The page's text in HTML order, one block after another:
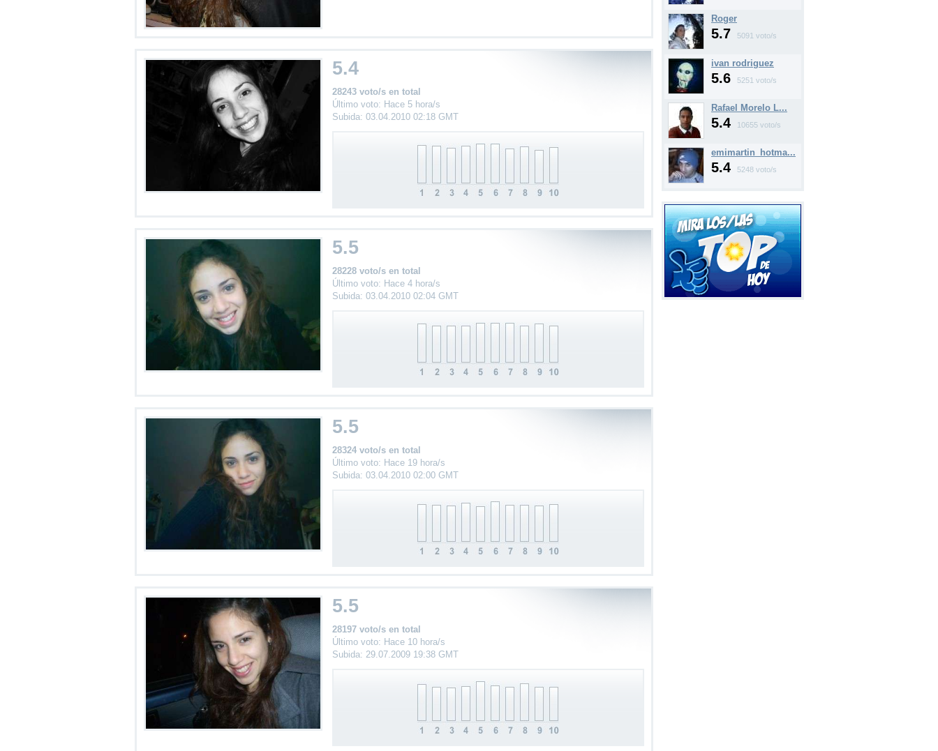
Roger
5.7 5091 voto/s
ivan rodriguez
5.6 5251 voto/s
Rafael Morelo L...
5.4 10655 voto/s
emimartin_hotma...
5.4 5248 voto/s
5.4
28243 voto/s en total
Último voto: Hace 5 hora/s
Subida: 03.04.2010 02:18 GMT
5.5
28228 voto/s en total
Último voto: Hace 4 hora/s
Subida: 03.04.2010 02:04 GMT
5.5
28324 voto/s en total
Último voto: Hace 19 hora/s
Subida: 03.04.2010 02:00 GMT
5.5
28197 voto/s en total
Último voto: Hace 10 hora/s
Subida: 29.07.2009 19:38 GMT